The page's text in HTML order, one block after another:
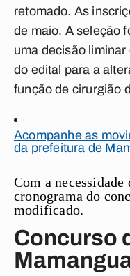
retomado. As
de maio. A seleção
uma decisão
do edital para a
função de cirurgião
Acompanhe as
da prefeitura de
Com a
cronograma do
modificado.
Concurso